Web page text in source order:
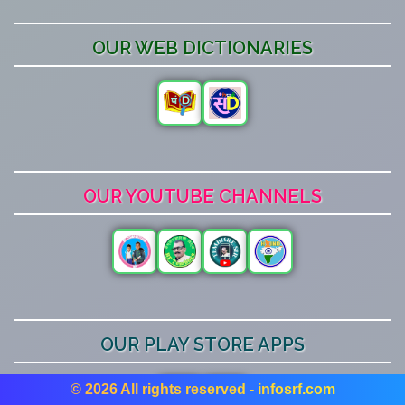
OUR WEB DICTIONARIES
OUR YOUTUBE CHANNELS
OUR PLAY STORE APPS
© 2026 All rights reserved - infosrf.com